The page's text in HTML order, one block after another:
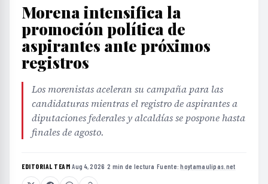
Morena intensifica la
promoción política de
aspirantes ante próximos
registros
Los morenistas aceleran su campaña para las
candidaturas mientras el registro de aspirantes a
diputaciones federales y alcaldías se pospone hasta
finales de agosto.
EDITORIAL TEAM·Aug 4, 2026 ·2 min de lectura ·Fuente:hoytamaulipas.net